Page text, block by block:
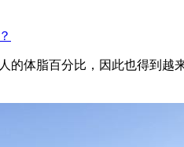
的体脂百分比，因此也得到